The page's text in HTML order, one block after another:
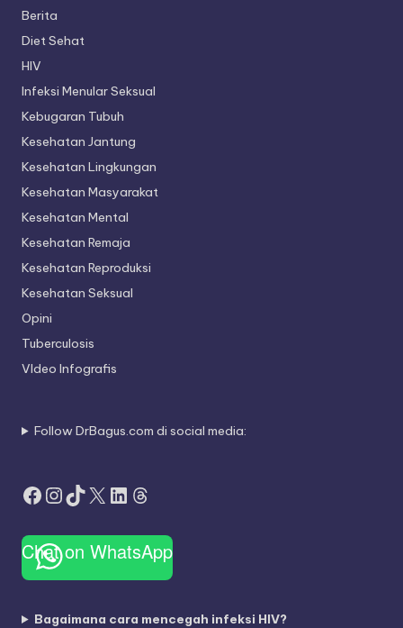
Berita
Diet Sehat
HIV
Infeksi Menular Seksual
Kebugaran Tubuh
Kesehatan Jantung
Kesehatan Lingkungan
Kesehatan Masyarakat
Kesehatan Mental
Kesehatan Remaja
Kesehatan Reproduksi
Kesehatan Seksual
Opini
Tuberculosis
VIdeo Infografis
Follow DrBagus.com di social media:
Facebook
Instagram
TikTok
X LinkedIn
Threads
Chat on WhatsApp
Bagaimana cara mencegah infeksi HIV?